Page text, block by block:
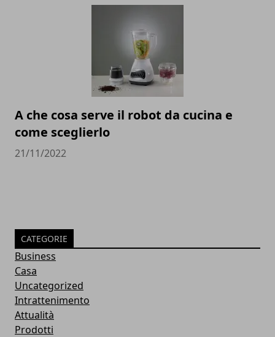
A che cosa serve il robot da cucina e
come sceglierlo
21/11/2022
CATEGORIE
Business
Casa
Uncategorized
Intrattenimento
Attualità
Prodotti